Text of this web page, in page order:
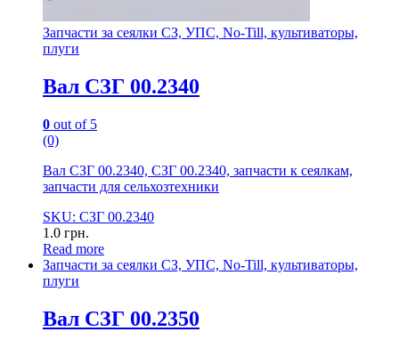
Запчасти за сеялки СЗ, УПС, No-Till, культиваторы,
плуги
Вал СЗГ 00.2340
0 out of 5
(0)
Вал СЗГ 00.2340, СЗГ 00.2340, запчасти к сеялкам,
запчасти для сельхозтехники
SKU: СЗГ 00.2340
1.0 грн.
Read more
Запчасти за сеялки СЗ, УПС, No-Till, культиваторы,
плуги
Вал СЗГ 00.2350